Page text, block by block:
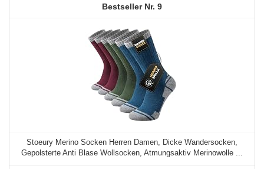
9
Stoeury Merino Socken Herren Damen, Dicke Wandersocken,
Gepolsterte Anti Blase Wollsocken, Atmungsaktiv Merinowolle ...